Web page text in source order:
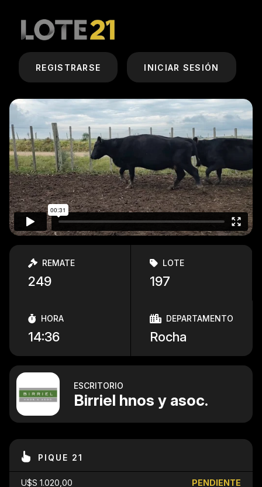
REGISTRARSE INICIAR SESIÓN
REMATE
249
LOTE
197
HORA
14:36
DEPARTAMENTO
Rocha
ESCRITORIO
Birriel hnos y asoc.
PIQUE 21
U$S 1.020,00 PENDIENTE